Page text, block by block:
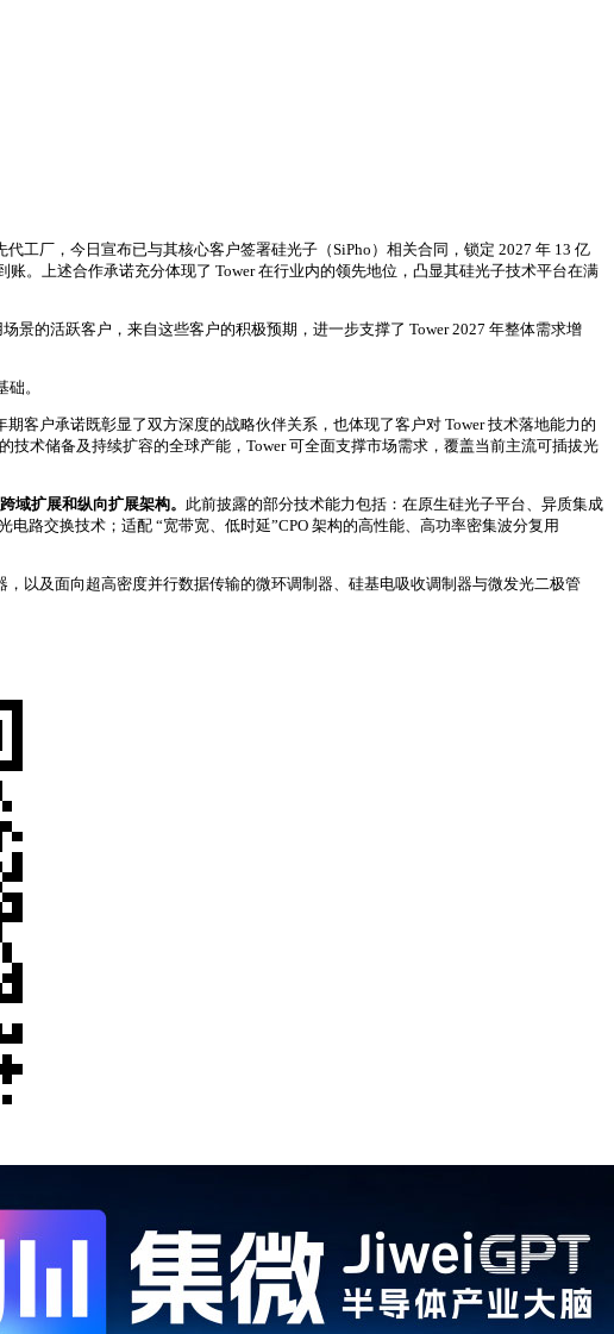
工厂，今日宣布已与其核心客户签署硅光子（SiPho）相关合同，锁定 2027 年 13 亿
。上述合作承诺充分体现了 Tower 在行业内的领先地位，凸显其硅光子技术平台在满
景的活跃客户，来自这些客户的积极预期，进一步支撑了 Tower 2027 年整体需求增
。
客户承诺既彰显了双方深度的战略伙伴关系，也体现了客户对 Tower 技术落地能力的
术储备及持续扩容的全球产能，Tower 可全面支撑市场需求，覆盖当前主流可插拔光
域扩展和纵向扩展架构。 此前披露的部分技术能力包括：在原生硅光子平台、异质集成
路交换技术；适配 “宽带宽、低时延”CPO 架构的高性能、高功率密集波分复用
以及面向超高密度并行数据传输的微环调制器、硅基电吸收调制器与微发光二极管